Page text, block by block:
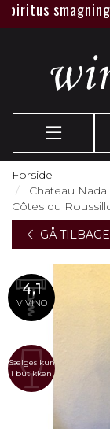
smagning i
Forside
Chateau
Côtes du
GÅ TILBAGE
4,1
VIVINO
Sælges kun
i butikken